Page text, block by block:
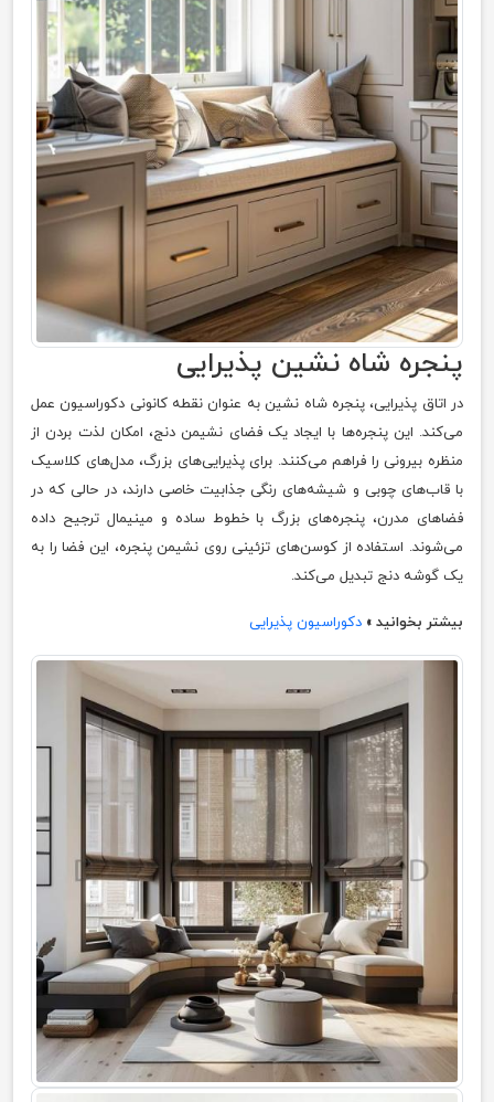
پنجره شاه‌ نشین پذیرایی
در اتاق پذیرایی، پنجره شاه‌ نشین به عنوان نقطه کانونی دکوراسیون عمل
می‌کند. این پنجره‌ها با ایجاد یک فضای نشیمن دنج، امکان لذت بردن از
منظره بیرونی را فراهم می‌کنند. برای پذیرایی‌های بزرگ، مدل‌های کلاسیک
با قاب‌های چوبی و شیشه‌های رنگی جذابیت خاصی دارند، در حالی که در
فضاهای مدرن، پنجره‌های بزرگ با خطوط ساده و مینیمال ترجیح داده
می‌شوند. استفاده از کوسن‌های تزئینی روی نشیمن پنجره، این فضا را به
یک گوشه دنج تبدیل می‌کند.
بیشتر بخوانید » دکوراسیون پذیرایی